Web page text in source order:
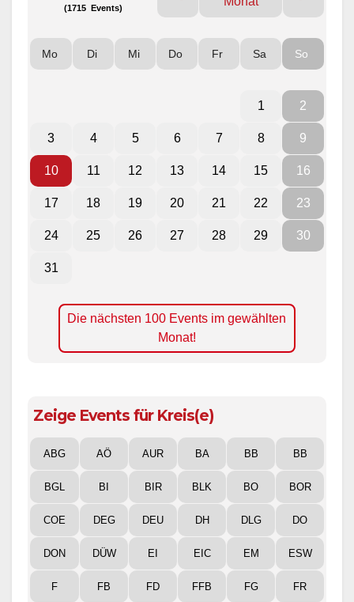
(1715 Events)
Mo Di Mi Do Fr Sa So
1 2
3 4 5 6 7 8 9
10 11 12 13 14 15 16
17 18 19 20 21 22 23
24 25 26 27 28 29 30
31
Die nächsten 100 Events im gewählten
Monat!
Zeige Events für Kreis(e)
ABG AÖ AUR BA BB BB
BGL BI BIR BLK BO BOR
COE DEG DEU DH DLG DO
DON DÜW EI EIC EM ESW
F FB FD FFB FG FR